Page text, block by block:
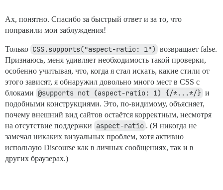
Ах, понятно. Спасибо за быстрый ответ и за то, что
поправили мои заблуждения!
Только CSS.supports("aspect-ratio: 1") возвращает false.
Признаюсь, меня удивляет необходимость такой проверки,
особенно учитывая, что, когда я стал искать, какие стили от
этого зависят, я обнаружил довольно много мест в CSS с
блоками @supports not (aspect-ratio: 1) {/*...*/} и
подобными конструкциями. Это, по-видимому, объясняет,
почему внешний вид сайтов остаётся корректным, несмотря
на отсутствие поддержки aspect-ratio . (Я никогда не
замечал никаких визуальных проблем, хотя активно
использую Discourse как в личных сообщениях, так и в
других браузерах.)